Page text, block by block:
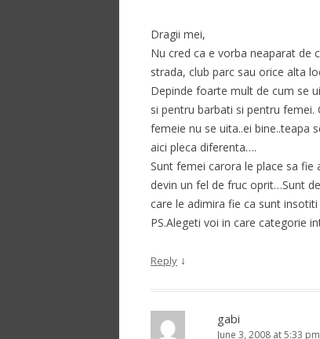
Dragii mei,
Nu cred ca e vorba neaparat de
strada, club parc sau orice alta
Depinde foarte mult de cum se
si pentru barbati si pentru
femeie nu se uita..ei bine..teapa
aici pleca diferenta….
Sunt femei carora le place sa
devin un fel de fruc oprit…Sunt
care le adimira fie ca sunt
PS.Alegeti voi in care categorie
Reply ↓
gabi
June 3, 2008 at 5:33 pm